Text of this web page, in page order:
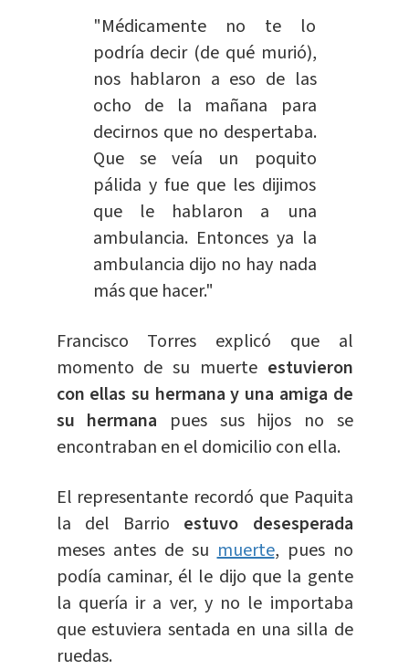
"Médicamente no te lo
podría decir (de qué murió),
nos hablaron a eso de las
ocho de la mañana para
decirnos que no despertaba.
Que se veía un poquito
pálida y fue que les dijimos
que le hablaron a una
ambulancia. Entonces ya la
ambulancia dijo no hay nada
más que hacer."
Francisco Torres explicó que al
momento de su muerte estuvieron
con ellas su hermana y una amiga de
su hermana pues sus hijos no se
encontraban en el domicilio con ella.
El representante recordó que Paquita
la del Barrio estuvo desesperada
meses antes de su muerte, pues no
podía caminar, él le dijo que la gente
la quería ir a ver, y no le importaba
que estuviera sentada en una silla de
ruedas.